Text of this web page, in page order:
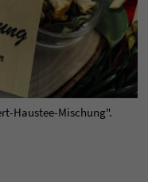
Haustee-Mischung".